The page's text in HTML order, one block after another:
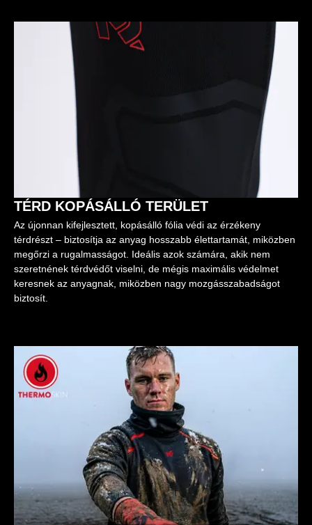
TÉRD KOPÁSÁLLÓ TERÜLET
Az újonnan kifejlesztett, kopásálló fólia védi az érzékeny
térdrészt – biztosítja az anyag hosszabb élettartamát, miközben
megőrzi a rugalmasságot. Ideális azok számára, akik nem
szeretnének térdvédőt viselni, de mégis maximális védelmet
keresnek az anyagnak, miközben nagy mozgásszabadságot
biztosít.